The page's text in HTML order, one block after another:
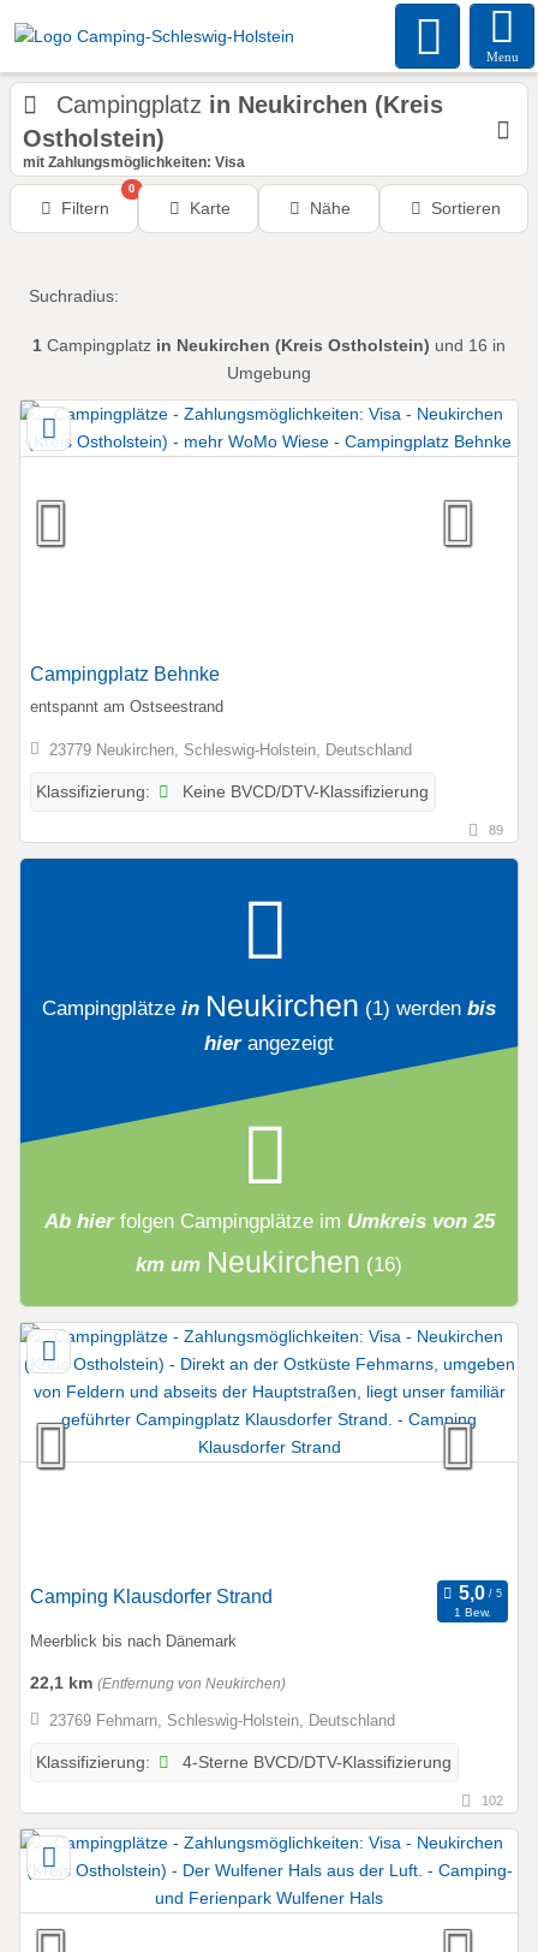
Menu
Campingplatz in Neukirchen (Kreis
Ostholstein)
mit Zahlungsmöglichkeiten: Visa
Filtern
0
Karte Nähe Sortieren
Suchradius:
1 Campingplatz in Neukirchen (Kreis Ostholstein) und 16 in
Umgebung
Campingplatz Behnke
entspannt am Ostseestrand
23779 Neukirchen, Schleswig-Holstein, Deutschland
Klassifizierung: Keine BVCD/DTV-Klassifizierung
89
Campingplätze in Neukirchen (1) werden bis
hierangezeigt
Ab hier folgen Campingplätzeim Umkreis von 25
km um Neukirchen (16)
Camping Klausdorfer Strand
1 Bew.
Meerblick bis nach Dänemark
22,1 km (Entfernung von Neukirchen)
23769 Fehmarn, Schleswig-Holstein, Deutschland
Klassifizierung: 4-Sterne BVCD/DTV-Klassifizierung
102